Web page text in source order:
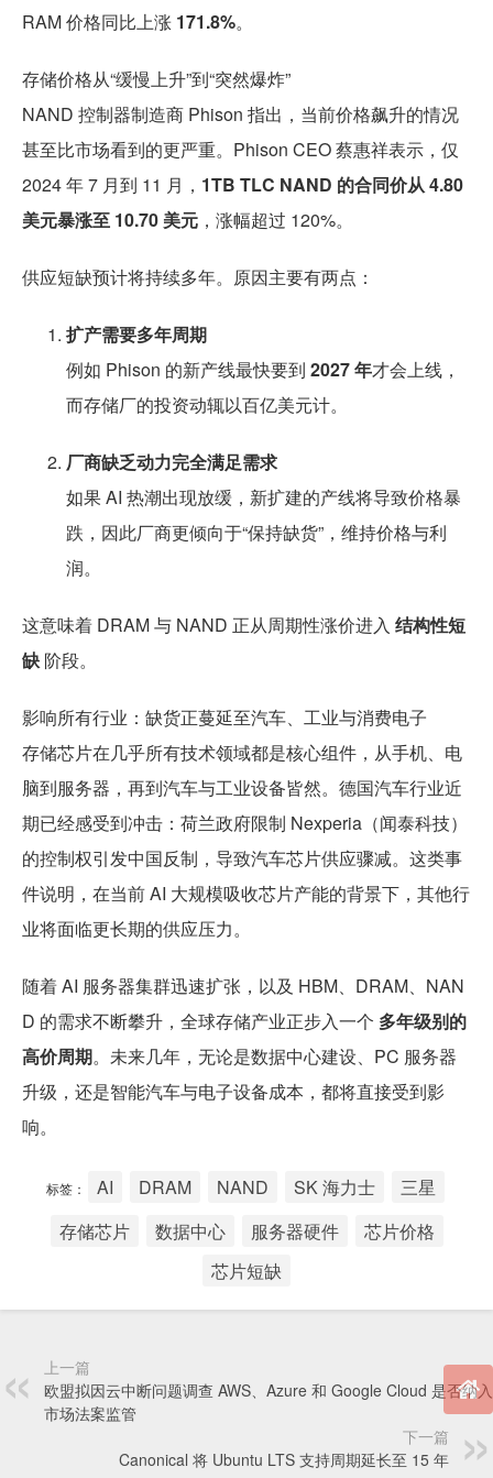
RAM 价格同比上涨 171.8%。
存储价格从“缓慢上升”到“突然爆炸”
NAND 控制器制造商 Phison 指出，当前价格飙升的情况
甚至比市场看到的更严重。Phison CEO 蔡惠祥表示，仅
2024 年 7 月到 11 月， 1TB TLC NAND 的合同价从 4.80
美元暴涨至 10.70 美元 ，涨幅超过 120%。
供应短缺预计将持续多年。原因主要有两点：
扩产需要多年周期
例如 Phison 的新产线最快要到 2027 年才会上线，
而存储厂的投资动辄以百亿美元计。
厂商缺乏动力完全满足需求
如果 AI 热潮出现放缓，新扩建的产线将导致价格暴
跌，因此厂商更倾向于“保持缺货”，维持价格与利
润。
这意味着 DRAM 与 NAND 正从周期性涨价进入 结构性短
缺 阶段。
影响所有行业：缺货正蔓延至汽车、工业与消费电子
存储芯片在几乎所有技术领域都是核心组件，从手机、电
脑到服务器，再到汽车与工业设备皆然。德国汽车行业近
期已经感受到冲击：荷兰政府限制 Nexperia（闻泰科技）
的控制权引发中国反制，导致汽车芯片供应骤减。这类事
件说明，在当前 AI 大规模吸收芯片产能的背景下，其他行
业将面临更长期的供应压力。
随着 AI 服务器集群迅速扩张，以及 HBM、DRAM、NAN
D 的需求不断攀升，全球存储产业正步入一个 多年级别的
高价周期。未来几年，无论是数据中心建设、PC 服务器
升级，还是智能汽车与电子设备成本，都将直接受到影
响。
标签： AI DRAM NAND SK 海力士
三星
存储芯片
数据中心 服务器硬件
芯片价格
芯片短缺
上一篇
欧盟拟因云中断问题调查 AWS、Azure 和 Google Cloud 是否纳
市场法案监管
下一篇
Canonical 将 Ubuntu LTS 支持周期延长至 15 年